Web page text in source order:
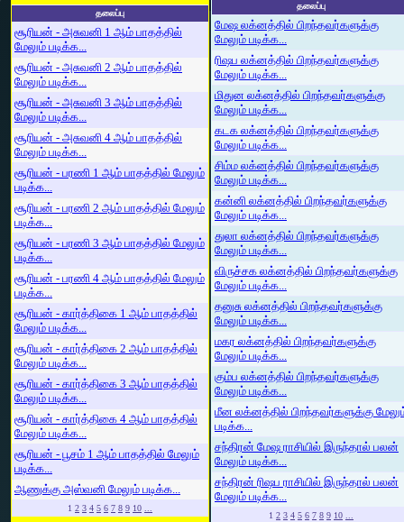
தலைப்பு
சூரியன் - அசுவனி 1 ஆம் பாதத்தில்
மேலும் படிக்க...
சூரியன் - அசுவனி 2 ஆம் பாதத்தில்
மேலும் படிக்க...
சூரியன் - அசுவனி 3 ஆம் பாதத்தில்
மேலும் படிக்க...
சூரியன் - அசுவனி 4 ஆம் பாதத்தில்
மேலும் படிக்க...
சூரியன் - பரணி 1 ஆம் பாதத்தில் மேலும்
படிக்க...
சூரியன் - பரணி 2 ஆம் பாதத்தில் மேலும்
படிக்க...
சூரியன் - பரணி 3 ஆம் பாதத்தில் மேலும்
படிக்க...
சூரியன் - பரணி 4 ஆம் பாதத்தில் மேலும்
படிக்க...
சூரியன் - கார்த்திகை 1 ஆம் பாதத்தில்
மேலும் படிக்க...
சூரியன் - கார்த்திகை 2 ஆம் பாதத்தில்
மேலும் படிக்க...
சூரியன் - கார்த்திகை 3 ஆம் பாதத்தில்
மேலும் படிக்க...
சூரியன் - கார்த்திகை 4 ஆம் பாதத்தில்
மேலும் படிக்க...
சூரியன் - பூசம் 1 ஆம் பாதத்தில் மேலும்
படிக்க...
ஆணுக்கு அஸ்வனி மேலும் படிக்க...
1 2 3 4 5 6 7 8 9 10 ...
தலைப்பு
மேஷ லக்னத்தில் பிறந்தவர்களுக்கு
மேலும் படிக்க...
ரிஷப லக்னத்தில் பிறந்தவர்களுக்கு
மேலும் படிக்க...
மிதுன லக்னத்தில் பிறந்தவர்களுக்கு
மேலும் படிக்க...
கடக லக்னத்தில் பிறந்தவர்களுக்கு
மேலும் படிக்க...
சிம்ம லக்னத்தில் பிறந்தவர்களுக்கு
மேலும் படிக்க...
கன்னி லக்னத்தில் பிறந்தவர்களுக்கு
மேலும் படிக்க...
துலா லக்னத்தில் பிறந்தவர்களுக்கு
மேலும் படிக்க...
விருச்சக லக்னத்தில் பிறந்தவர்களுக்கு
மேலும் படிக்க...
தனுசு லக்னத்தில் பிறந்தவர்களுக்கு
மேலும் படிக்க...
மகர லக்னத்தில் பிறந்தவர்களுக்கு
மேலும் படிக்க...
கும்ப லக்னத்தில் பிறந்தவர்களுக்கு
மேலும் படிக்க...
மீன லக்னத்தில் பிறந்தவர்களுக்கு
படிக்க...
சந்திரன் மேஷ ராசியில் இருந்தால் பலன்
மேலும் படிக்க...
சந்திரன் ரிஷப ராசியில் இருந்தால் பலன்
மேலும் படிக்க...
1 2 3 4 5 6 7 8 9 10 ...